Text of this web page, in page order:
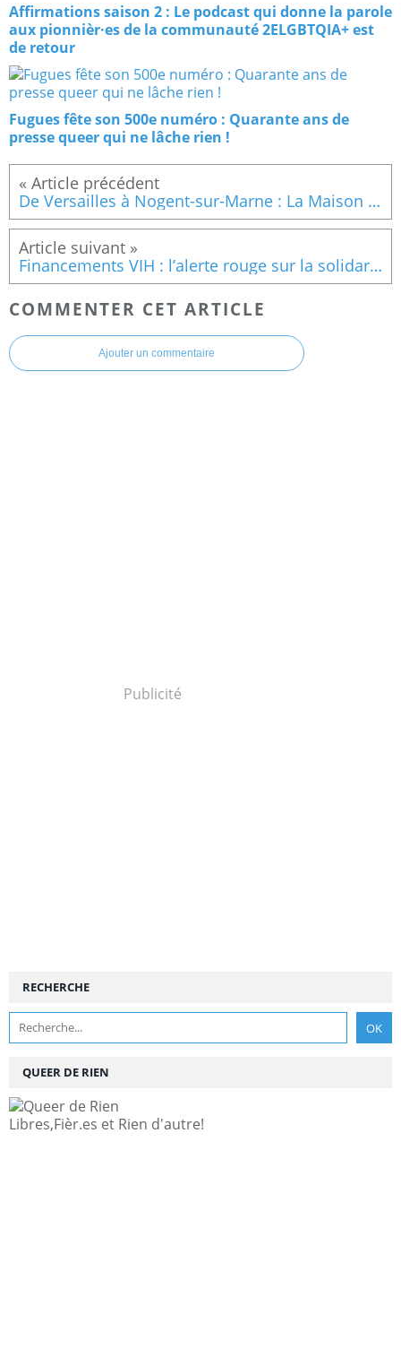
Affirmations saison 2 : Le podcast qui donne la parole
aux pionnièr·es de la communauté 2ELGBTQIA+ est
de retour
Fugues fête son 500e numéro : Quarante ans de
presse queer qui ne lâche rien !
De Versailles à Nogent-sur-Marne : La Maison Bambi, un nouveau sanctuaire pour l'exil LGBTQIA+
Financements VIH : l’alerte rouge sur la solidarité internationale
COMMENTER CET ARTICLE
Ajouter un commentaire
Publicité
RECHERCHE
QUEER DE RIEN
Libres,Fièr.es et Rien d'autre!